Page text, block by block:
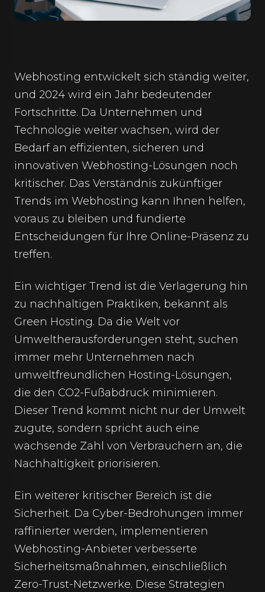
Webhosting entwickelt sich ständig weiter,
und 2024 wird ein Jahr bedeutender
Fortschritte. Da Unternehmen und
Technologie weiter wachsen, wird der
Bedarf an effizienten, sicheren und
innovativen Webhosting-Lösungen noch
kritischer. Das Verständnis zukünftiger
Trends im Webhosting kann Ihnen helfen,
voraus zu bleiben und fundierte
Entscheidungen für Ihre Online-Präsenz zu
treffen.
Ein wichtiger Trend ist die Verlagerung hin
zu nachhaltigen Praktiken, bekannt als
Green Hosting. Da die Welt vor
Umweltherausforderungen steht, suchen
immer mehr Unternehmen nach
umweltfreundlichen Hosting-Lösungen,
die den CO2-Fußabdruck minimieren.
Dieser Trend kommt nicht nur der Umwelt
zugute, sondern spricht auch eine
wachsende Zahl von Verbrauchern an, die
Nachhaltigkeit priorisieren.
Ein weiterer kritischer Bereich ist die
Sicherheit. Da Cyber-Bedrohungen immer
raffinierter werden, implementieren
Webhosting-Anbieter verbesserte
Sicherheitsmaßnahmen, einschließlich
Zero-Trust-Netzwerke. Diese Strategien